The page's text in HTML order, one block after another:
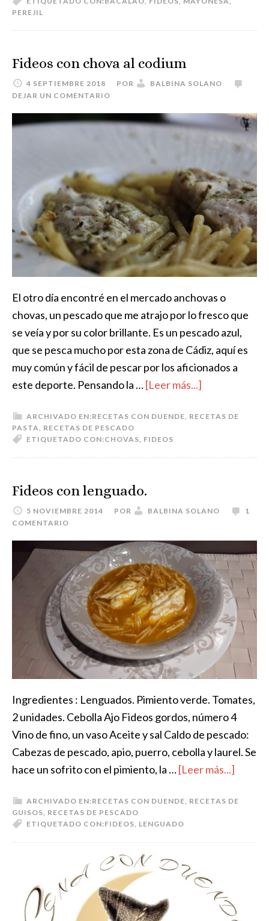
PEREJIL
Fideos con chova al codium
4 SEPTIEMBRE 2018 POR
BALBINA SOLANO
DEJAR UN COMENTARIO
El otro día encontré en el mercado anchovas o
chovas, un pescado que me atrajo por lo fresco que
se veía y por su color brillante. Es un pescado azul,
que se pesca mucho por esta zona de Cádiz, aquí es
muy común y fácil de pescar por los aficionados a
este deporte. Pensando la …[Leer más...]
ARCHIVADO EN:RECETAS CON DUENDE RECETAS DE
PASTA
RECETAS DE PESCADO
ETIQUETADO CON:CHOVAS FIDEOS
Fideos con lenguado.
5 NOVIEMBRE 2014 POR BALBINA SOLANO
1
COMENTARIO
Ingredientes : Lenguados. Pimiento verde. Tomates,
2 unidades. Cebolla Ajo Fideos gordos, número 4
Vino de fino, un vaso Aceite y sal Caldo de pescado:
Cabezas de pescado, apio, puerro, cebolla y laurel. Se
hace un sofrito con el pimiento, la …[Leer más...]
ARCHIVADO EN:RECETAS CON DUENDE RECETAS DE
GUISOS RECETAS DE PESCADO
ETIQUETADO CON:FIDEOS LENGUADO